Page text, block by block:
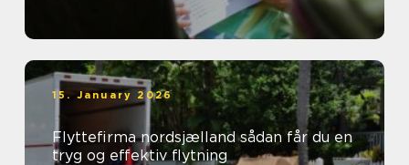
15. January 2026
Flyttefirma nordsjælland sådan får du en
tryg og effektiv flytning